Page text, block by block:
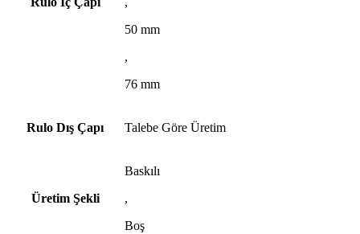
50 mm
,
76 mm
Rulo Dış Çapı Talebe Göre Üretim
Üretim Şekli
Baskılı
,
Boş